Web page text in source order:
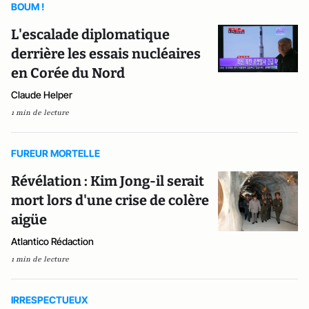
BOUM !
L'escalade diplomatique
derrière les essais nucléaires
en Corée du Nord
Claude Helper
1 min de lecture
FUREUR MORTELLE
Révélation : Kim Jong-il serait
mort lors d'une crise de colère
aigüe
Atlantico Rédaction
1 min de lecture
IRRESPECTUEUX